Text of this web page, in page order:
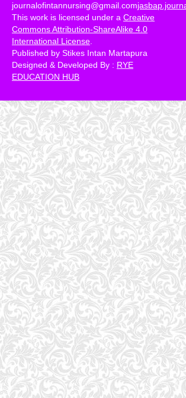
journalofintannursing@gmail.com
This work is licensed under a Creative
Commons Attribution-ShareAlike 4.0
International License.
Published by Stikes Intan Martapura
Designed & Developed By : RYE
EDUCATION HUB